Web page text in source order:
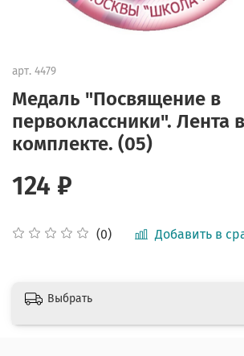
арт. 4479
Медаль "Посвящение в
первоклассники". Лента в
комплекте. (05)
(0) Добавить в
124 ₽
Выбрать